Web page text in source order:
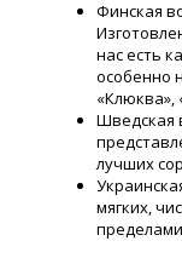
Финская
нас есть
особенно
«Клюква»,
Шведская
лучших
мягких,